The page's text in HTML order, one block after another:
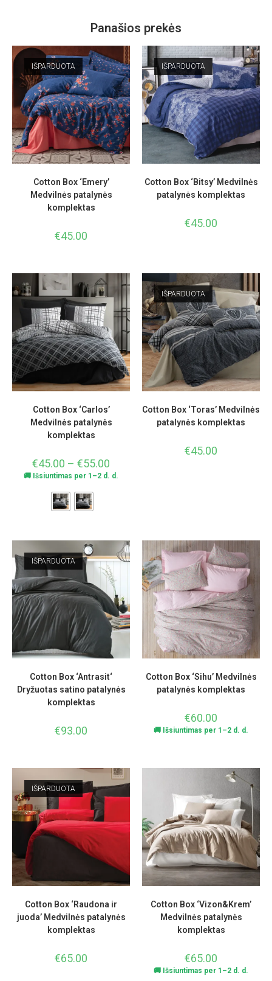
Panašios prekės
IŠPARDUOTA
Cotton Box ‘Emery’
Medvilnės patalynės
komplektas
€45.00
IŠPARDUOTA
Cotton Box ‘Bitsy’ Medvilnės
patalynės komplektas
€45.00
Cotton Box ‘Carlos’
Medvilnės patalynės
komplektas
€45.00 – €55.00
🚚 Išsiuntimas per 1–2 d. d.
IŠPARDUOTA
Cotton Box ‘Toras’ Medvilnės
patalynės komplektas
€45.00
IŠPARDUOTA
Cotton Box ‘Antrasit‘
Dryžuotas satino patalynės
komplektas
€93.00
Cotton Box ‘Sihu’ Medvilnės
patalynės komplektas
€60.00
🚚 Išsiuntimas per 1–2 d. d.
IŠPARDUOTA
Cotton Box ‘Raudona ir
juoda’ Medvilnės patalynės
komplektas
€65.00
Cotton Box ‘Vizon&Krem’
Medvilnės patalynės
komplektas
€65.00
🚚 Išsiuntimas per 1–2 d. d.